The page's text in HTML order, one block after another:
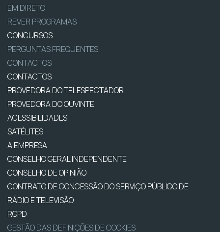
EM DIRETO
REVER PROGRAMAS
CONCURSOS
PERGUNTAS FREQUENTES
CONTACTOS
CONTACTOS
PROVEDORA DO TELESPECTADOR
PROVEDORA DO OUVINTE
ACESSIBILIDADES
SATÉLITES
A EMPRESA
CONSELHO GERAL INDEPENDENTE
CONSELHO DE OPINIÃO
CONTRATO DE CONCESSÃO DO SERVIÇO PÚBLICO DE
RÁDIO E TELEVISÃO
RGPD
GESTÃO DAS DEFINIÇÕES DE COOKIES